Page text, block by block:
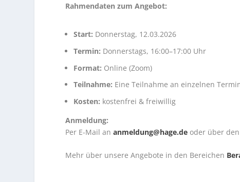
Rahmendaten zum Angebot:
Start: Donnerstag, 12.03.2026
Termin: Donnerstags, 16:00–17:00 Uhr
Format: Online (Zoom)
Teilnahme: Eine Teilnahme an einzelnen
Kosten: kostenfrei & freiwillig
Anmeldung:
Per E-Mail ananmeldung@hage.de oder über
Mehr über unsere Angebote in den Bereichen